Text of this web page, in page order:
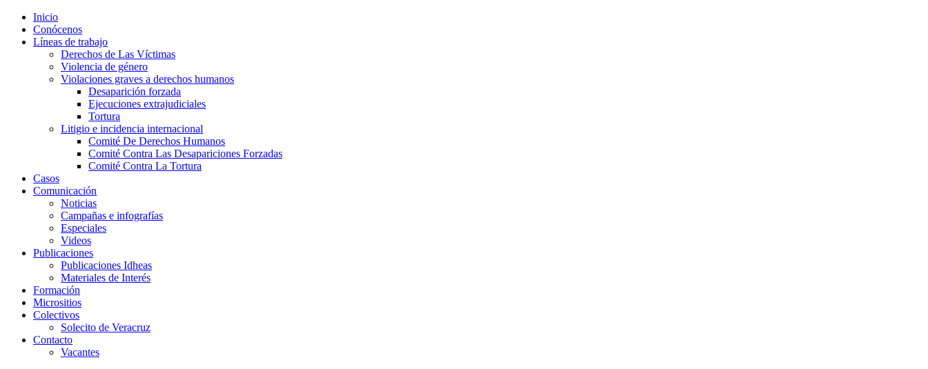
Inicio
Conócenos
Líneas de trabajo
Derechos de Las Víctimas
Violencia de género
Violaciones graves a derechos humanos
Desaparición forzada​
Ejecuciones extrajudiciales
Tortura
Litigio e incidencia internacional
Comité De Derechos Humanos​
Comité Contra Las Desapariciones Forzadas
Comité Contra La Tortura​
Casos
Comunicación
Noticias
Campañas e infografías
Especiales
Videos
Publicaciones
Publicaciones Idheas
Materiales de Interés
Formación
Micrositios
Colectivos
Solecito de Veracruz
Contacto
Vacantes